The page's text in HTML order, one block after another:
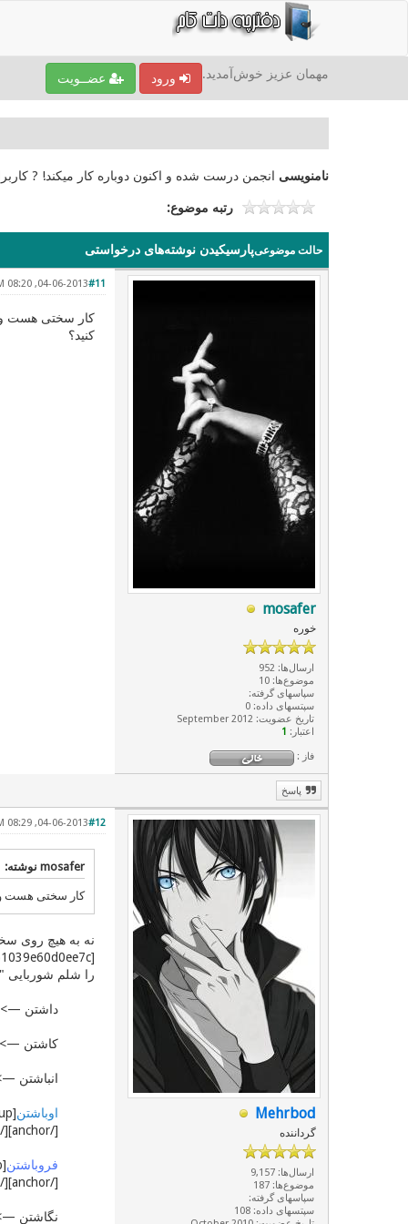
ورود عضــویت مهمان عزیز خوش‌آمدید.
نامنویسی انجمن درست شده و اکنون دوباره کار میکند! ?
رتبه موضوع:
حالت موضوعیپارسیکیدن نوشته‌های درخواستی
mosafer
خوره
ارسال‌ها: 952
موضوع‌ها: 10
سپاسهای گرفته:
سپتسهای داده: 0
تاریخ عضویت: September 2012
اعتبار: 1
فاز :
#11
04-06-2013, 08:20 PM
کار سختی هست و
کنید؟
پاسخ
Mehrbod
گرداننده
ارسال‌ها: 9,157
موضوع‌ها: 187
سپاسهای گرفته:
سپتسهای داده: 108
#12
04-06-2013, 08:29 PM
mosafer نوشته:
کار سختی هست و
نه به هیچ روی
[aname="rpa8f4263132f9a41828061039e60d0ee7c"][[/aname][anchor="pa8f4263132f9a41828061039e60d0ee7c"]1][/anchor][/sup]
را شلم شوربایی
داشتن —>
کاشتن —>
انباشتن
اوباشتن
[/anchor][/sup] —> اوبار = خوراک را چنان می‌اوبارید که انگار از جنگ برگشته!
فروباشتن
[/anchor][/sup] —> فروبار = این نرم‌افزار را پیشتر فروباشته ام.
نگاشتن